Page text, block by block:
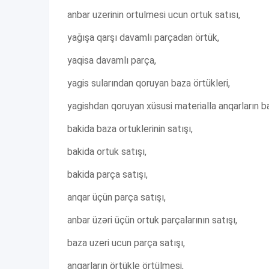
anbar uzerinin ortulmesi ucun ortuk satısı,
yağışa qarşı davamlı parçadan örtük,
yaqisa davamlı parça,
yagis sularından qoruyan baza örtükleri,
yagishdan qoruyan xüsusi materialla anqarların
bakida baza ortuklerinin satışı,
bakida ortuk satışı,
bakida parça satışı,
anqar üçün parça satışı,
anbar üzəri üçün ortuk parçalarının satışı,
baza uzeri ucun parça satışı,
anqarların örtükle örtülmesi,